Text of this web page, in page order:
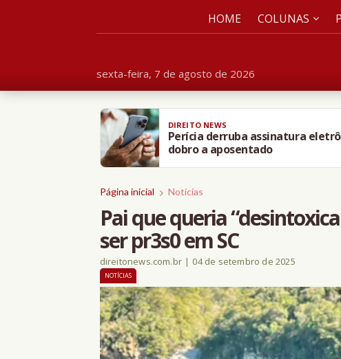
sexta-feira, 7 de agosto de 2026
HOME COLUNAS
DIREITO NEWS
Perícia derruba assinatura
dobro a aposentado
Página inicial Notícias
Pai que queria
ser pr3s0 em SC
direitonews.com.br | 04 de setembro de 2025
NOTÍCIAS